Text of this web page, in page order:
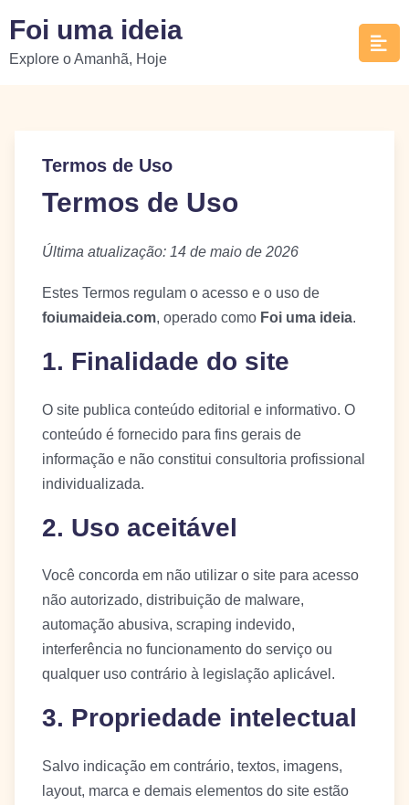
content
Foi uma ideia
Explore o Amanhã, Hoje
Termos de Uso
Termos de Uso
Última atualização: 14 de maio de 2026
Estes Termos regulam o acesso e o uso de
foiumaideia.com, operado como Foi uma ideia.
1. Finalidade do site
O site publica conteúdo editorial e informativo. O
conteúdo é fornecido para fins gerais de
informação e não constitui consultoria profissional
individualizada.
2. Uso aceitável
Você concorda em não utilizar o site para acesso
não autorizado, distribuição de malware,
automação abusiva, scraping indevido,
interferência no funcionamento do serviço ou
qualquer uso contrário à legislação aplicável.
3. Propriedade intelectual
Salvo indicação em contrário, textos, imagens,
layout, marca e demais elementos do site estão